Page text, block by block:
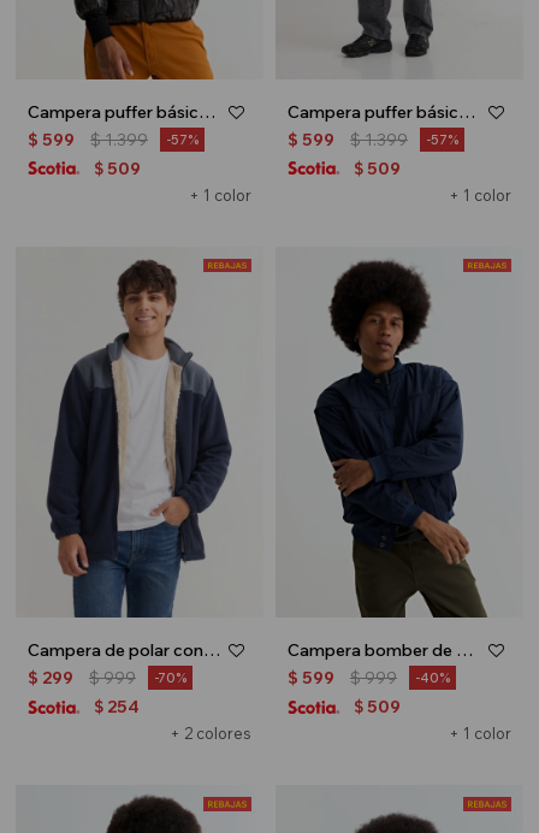
Campera puffer básica con capucha - Negro
+ 1 color
$ 599 $1.399 57
$ 509
Campera puffer básica con capucha - Azul marino
+ 1 color
$ 599 $1.399 57
$ 509
Campera de polar con corderito - Azul
+ 2 colores
$ 299 $999 70
$ 254
Campera bomber de nylon - Azul marino
+ 1 color
$ 599 $999 40
$ 509